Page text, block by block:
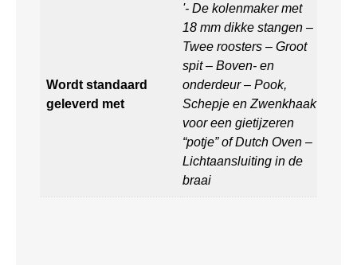
Wordt standaard
geleverd met
'- De kolenmaker met
18 mm dikke stangen –
Twee roosters – Groot
spit – Boven- en
onderdeur – Pook,
Schepje en Zwenkhaak
voor een gietijzeren
“potje” of Dutch Oven –
Lichtaansluiting in de
braai